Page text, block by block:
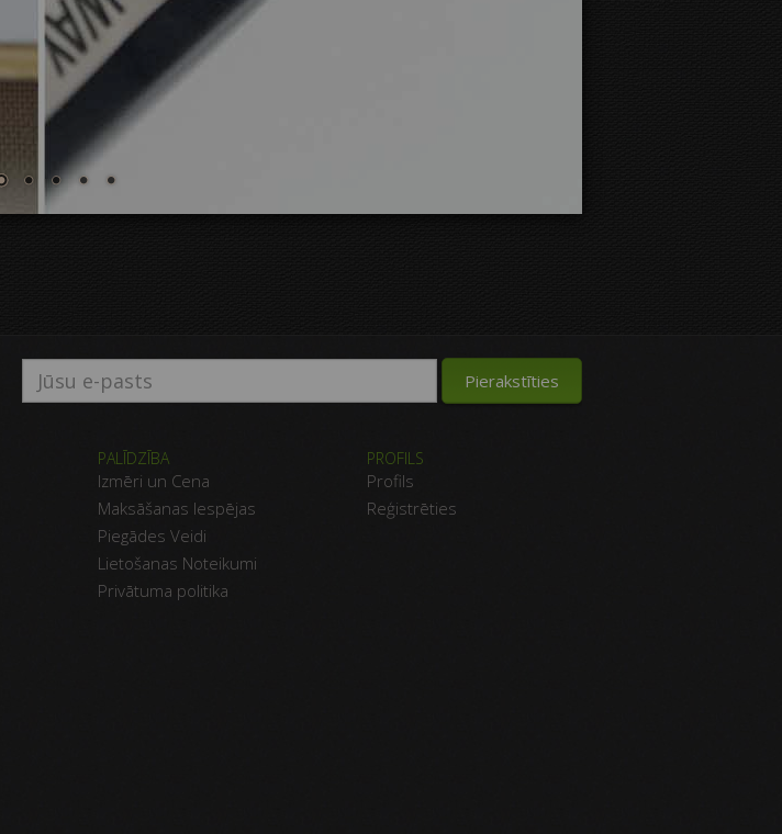
PALĪDZĪBA
Izmēri un Cena
Maksāšanas Iespējas
Piegādes Veidi
Lietošanas Noteikumi
Privātuma politika
PROFILS
Profils
Reģistrēties